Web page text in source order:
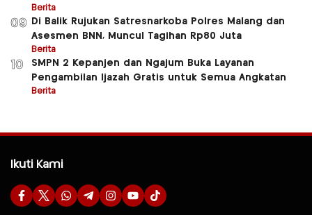
Berita
09
Di Balik Rujukan Satresnarkoba Polres Malang dan
Asesmen BNN, Muncul Tagihan Rp80 Juta
Berita
10
SMPN 2 Kepanjen dan Ngajum Buka Layanan
Pengambilan Ijazah Gratis untuk Semua Angkatan
Berita
Ikuti Kami